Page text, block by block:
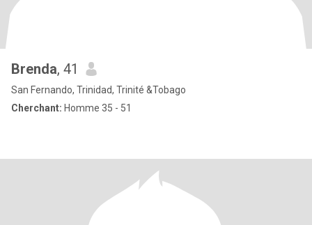
Brenda, 41
San Fernando, Trinidad, Trinité &Tobago
Cherchant: Homme 35 - 51